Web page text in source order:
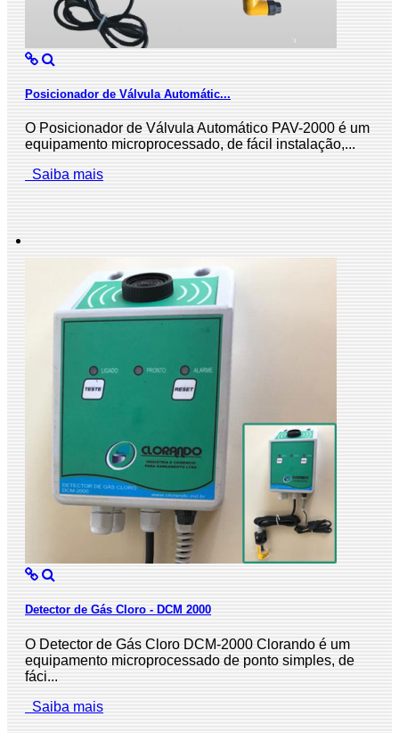
Posicionador de Válvula Automátic...
O Posicionador de Válvula Automático PAV-2000 é um
equipamento microprocessado, de fácil instalação,...
Saiba mais
Detector de Gás Cloro - DCM 2000
O Detector de Gás Cloro DCM-2000 Clorando é um
equipamento microprocessado de ponto simples, de
fáci...
Saiba mais